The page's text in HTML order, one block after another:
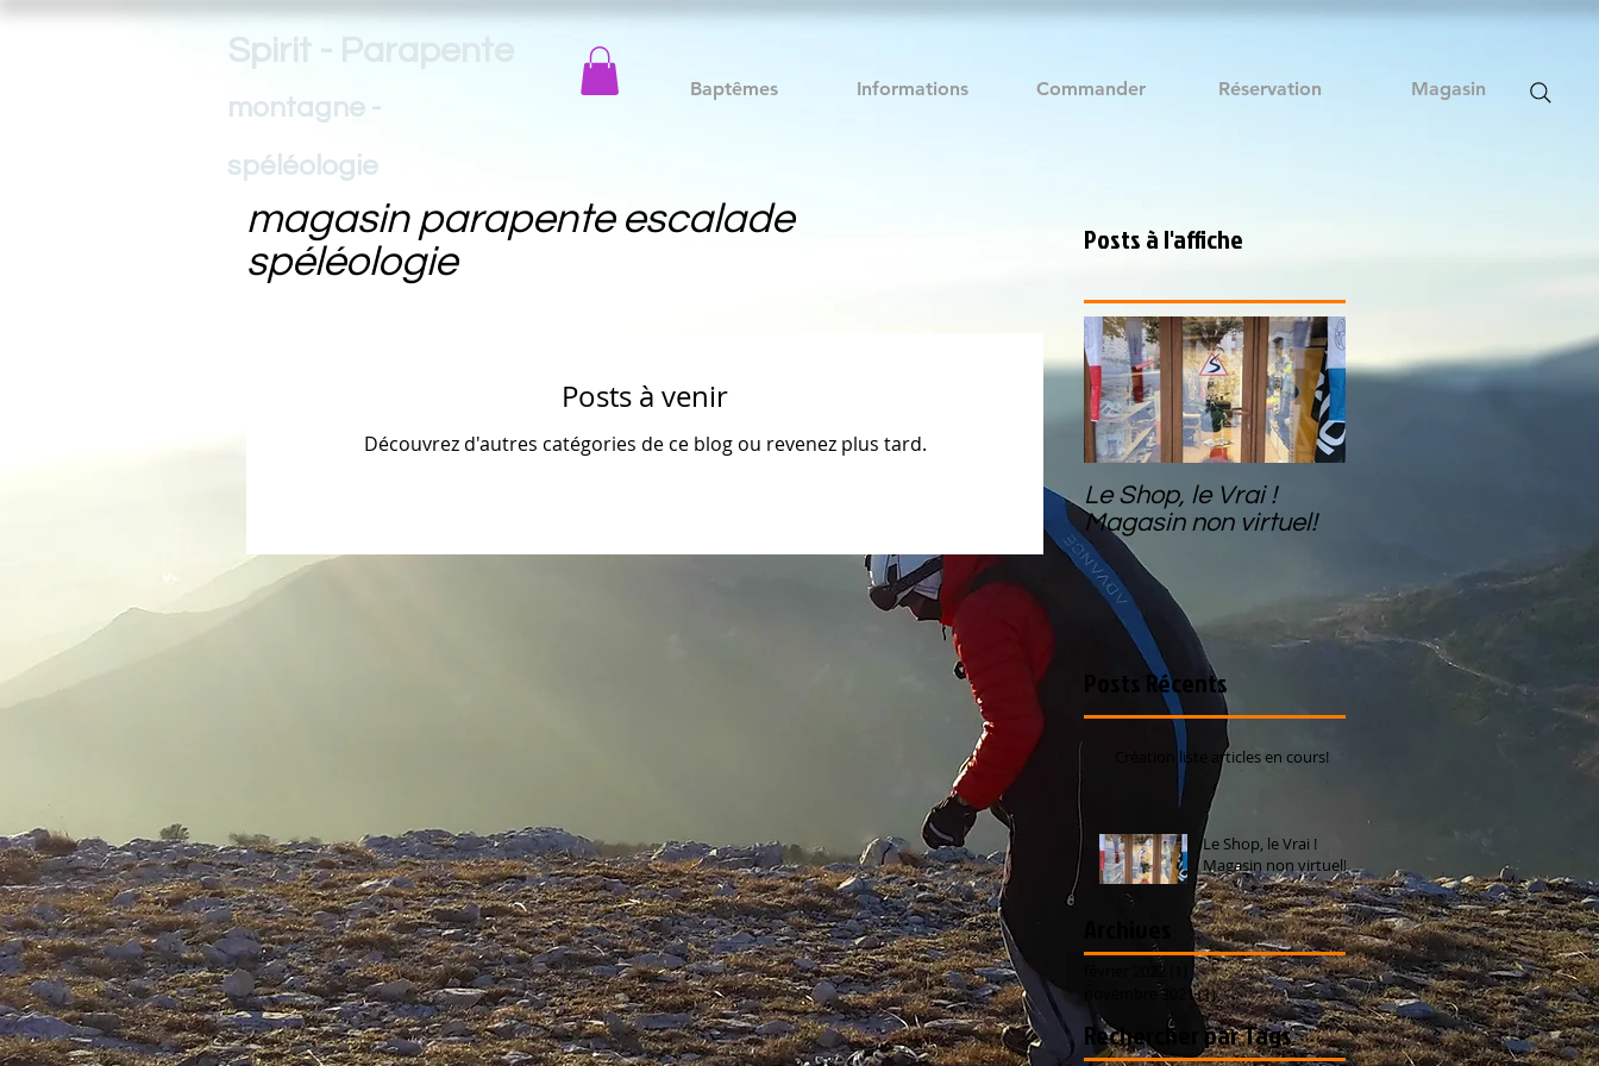
Baptêmes Informations Commander Réservation Magasin
Spirit - Parapente
montagne -
spéléologie
magasin parapente escalade
spéléologie
Posts à l'affiche
Posts à venir
Découvrez d'autres catégories de ce blog ou revenez plus tard.
Le Shop, le Vrai !
Magasin non virtuel!
Posts Récents
Création liste articles en cours!
Le Shop, le Vrai !
Magasin non virtuel!
février 2022
1 post
novembre 2021(1)1 post
Rechercher par Tags